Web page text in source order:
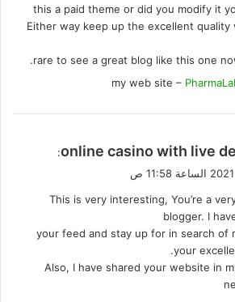
this a paid theme or did you modify it
Either way keep up the excellent quality
rare to see a great blog like this one
my web site –
online casino with live
:
This is very interesting, You’re a
blogger. I
your feed and stay up for in search of
your
Also, I have shared your website in